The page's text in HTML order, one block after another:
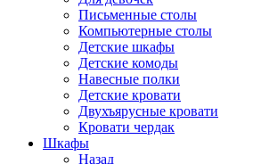
Письменные столы
Компьютерные столы
Детские шкафы
Детские комоды
Навесные полки
Детские кровати
Двухъярусные кровати
Кровати чердак
Шкафы
Назад